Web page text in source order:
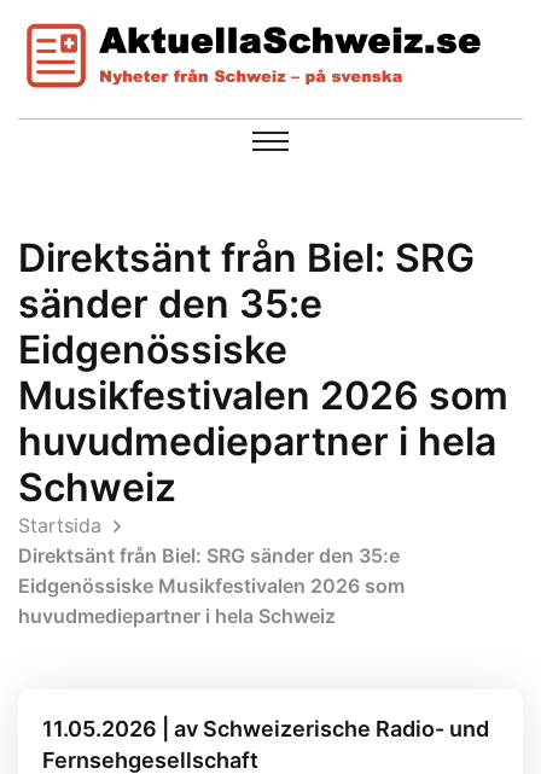
Direktsänt från Biel: SRG
sänder den 35:e
Eidgenössiske
Musikfestivalen 2026 som
huvudmediepartner i hela
Schweiz
Startsida
Direktsänt från Biel: SRG sänder den 35:e
Eidgenössiske Musikfestivalen 2026 som
huvudmediepartner i hela Schweiz
11.05.2026 | av Schweizerische Radio- und
Fernsehgesellschaft